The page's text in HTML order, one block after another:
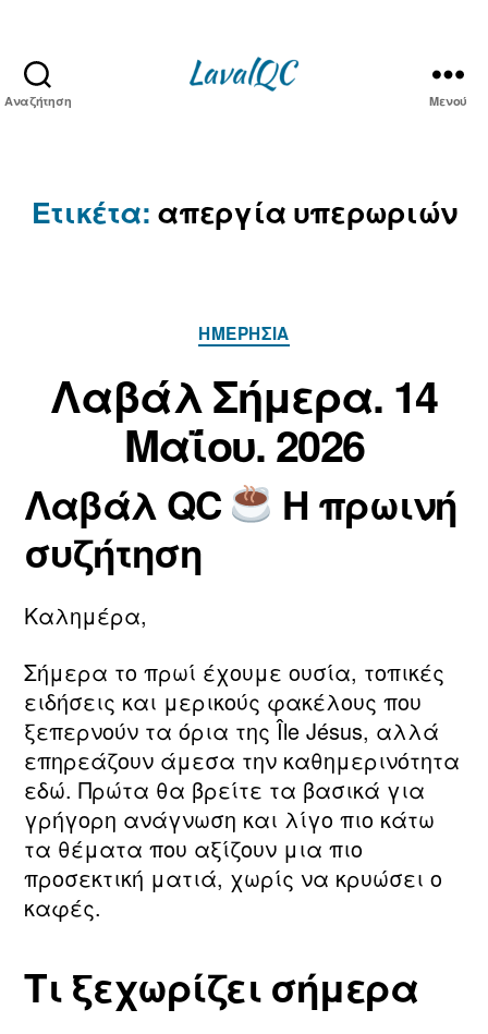
Αναζήτηση Μενού
Ετικέτα: απεργία υπερωριών
Κατηγορίες
ΗΜΕΡΉΣΙΑ
Λαβάλ Σήμερα. 14
Μαΐου. 2026
Συντάκτης
άρθρου
Α
ό
τ
ο
ν/
τ
η
Ημ.
δημοσίευσης
4
Μ
α
ΐ
ο
υ
Λαβάλ QC
Η πρωινή
συζήτηση
Καλημέρα,
Σήμερα το πρωί έχουμε ουσία, τοπικές
ειδήσεις και μερικούς φακέλους που
ξεπερνούν τα όρια της Île Jésus, αλλά
επηρεάζουν άμεσα την καθημερινότητα
εδώ. Πρώτα θα βρείτε τα βασικά για
γρήγορη ανάγνωση και λίγο πιο κάτω
τα θέματα που αξίζουν μια πιο
προσεκτική ματιά, χωρίς να κρυώσει ο
καφές.
Τι ξεχωρίζει σήμερα